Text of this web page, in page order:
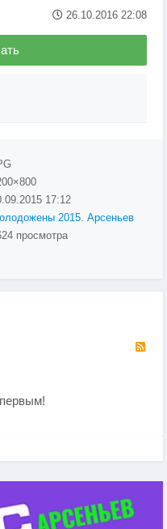
26.10.2016 22:08
17:12
2015. Арсеньев
просмотра